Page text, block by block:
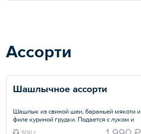
Ассорти
Шашлычное ассорти
Шашлык из свиной шеи, бараньей мякоти и
филе куриной грудки. Подается с луком и
зеленью.